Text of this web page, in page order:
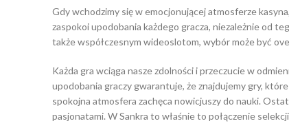
Gdy wchodzimy się w emocjonującej atmosferze
zaspokoi upodobania każdego gracza, niezależnie od
także współczesnym wideoslotom, wybór może być
Każda gra wciąga nasze zdolności i przeczucie w
upodobania graczy gwarantuje, że znajdujemy gry,
spokojna atmosfera zachęca nowicjuszy do nauki.
pasjonatami. W Sankra to właśnie to połączenie